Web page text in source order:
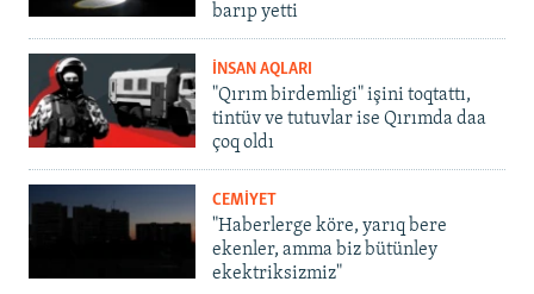
barıp yetti
İNSAN AQLARI
"Qırım birdemligi" işini toqtattı,
tintüv ve tutuvlar ise Qırımda daa
çoq oldı
CEMİYET
"Haberlerge köre, yarıq bere
ekenler, amma biz bütünley
ekektriksizmiz"